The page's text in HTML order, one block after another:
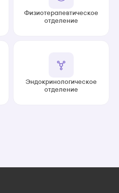
Физиотерапевтическое
отделение
Эндокринологическое
отделение